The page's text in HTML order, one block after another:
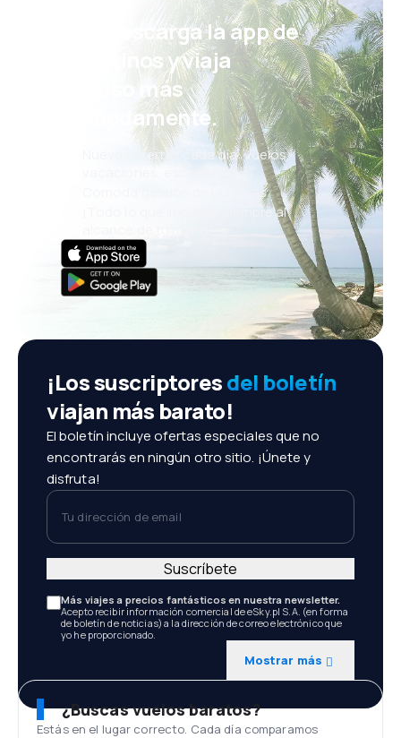
¡Eh! Descarga la app de
eDestinos y viaja
incluso más
cómodamente.
Nuevas ofertas cada día: vuelos,
vacaciones, escapadas
Cómoda gestión de reservas
¡Todo lo que importa, siempre al
¡Los suscriptoresdel boletín
viajan más barato!
El boletín incluye ofertas especiales que no
encontrarás en ningún otro sitio. ¡Únete y
disfruta!
Tu dirección de email
Más viajes a precios fantásticos en nuestra newsletter.
Acepto recibir información comercial de eSky.pl S.A. (en forma
de boletín de noticias) a la dirección de correo electrónico que
yo he proporcionado.
Mostrar más
Suscríbete
¿Buscas vuelos baratos?
Estás en el lugar correcto. Cada día comparamos